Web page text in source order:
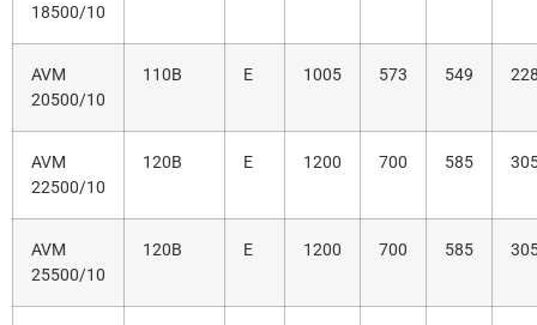
18500/10
AVM
20500/10
110B E 1005 573 549
AVM
22500/10
120B E 1200 700 585
AVM
25500/10
120B E 1200 700 585